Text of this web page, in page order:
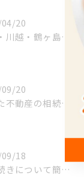
20
【埼玉・川越・鶴ヶ島・坂戸】相続手続きと費用の不安を行政書士が丁寧にサポート
20
相続した不動産の相続登記が義務化されました。
18
相続手続きについて簡単に説明します。不動産編